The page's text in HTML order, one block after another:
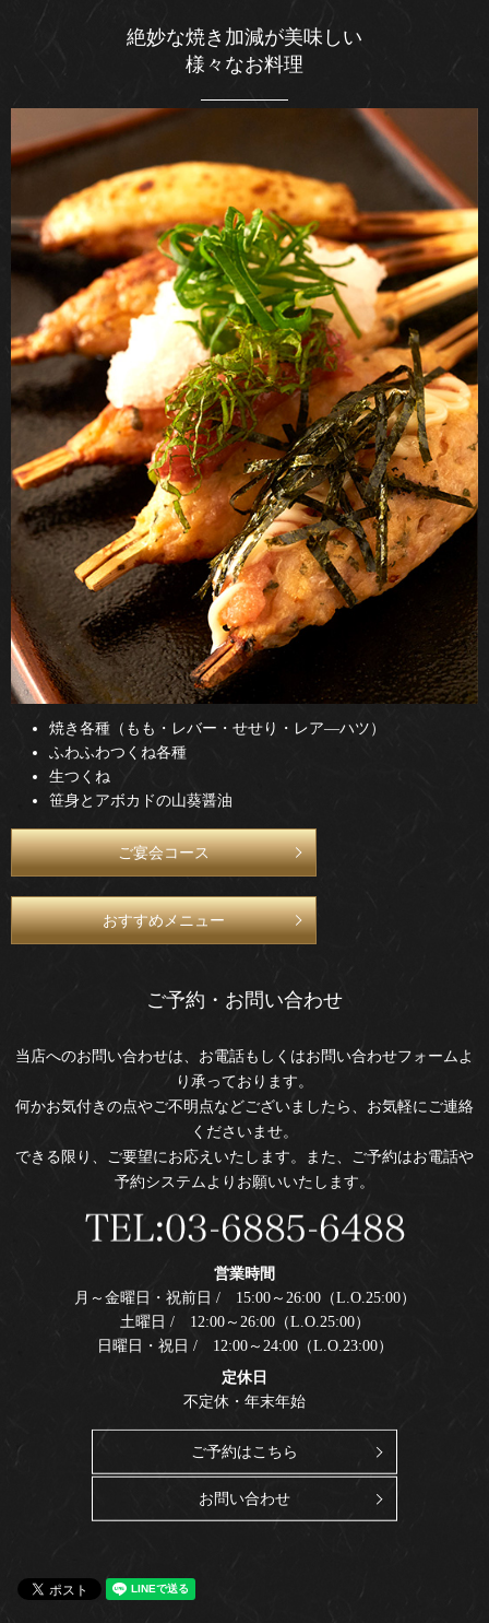
絶妙な焼き加減が美味しい
様々なお料理
焼き各種（もも・レバー・せせり・レア―ハツ）
ふわふわつくね各種
生つくね
笹身とアボカドの山葵醤油
ご宴会コース
おすすめメニュー
ご予約・お問い合わせ
当店へのお問い合わせは、お電話もしくはお問い合わせフォームよ
り承っております。
何かお気付きの点やご不明点などございましたら、お気軽にご連絡
くださいませ。
できる限り、ご要望にお応えいたします。また、ご予約はお電話や
予約システムよりお願いいたします。
営業時間
月～金曜日・祝前日 / 15:00～26:00（L.O.25:00）
土曜日 / 12:00～26:00（L.O.25:00）
日曜日・祝日 / 12:00～24:00（L.O.23:00）
定休日
不定休・年末年始
ご予約はこちら
お問い合わせ